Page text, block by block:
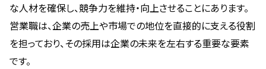
な人材を確保し、競争力を維持・向上させることにあります。
営業職は、企業の売上や市場での地位を直接的に支える役割
を担っており、その採用は企業の未来を左右する重要な要素
です。